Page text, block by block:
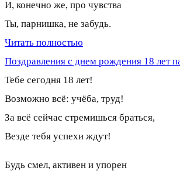
И, конечно же, про чувства
Ты, парнишка, не забудь.
Читать полностью
Поздравления с днем рождения 18 лет
Тебе сегодня 18 лет!
Возможно всё: учёба, труд!
За всё сейчас стремишься браться,
Везде тебя успехи ждут!
Будь смел, активен и упорен